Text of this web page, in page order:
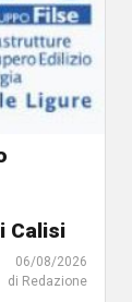
Calisi
06/08/2026
di Redazione